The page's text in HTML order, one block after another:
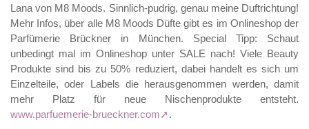
Lana von M8 Moods. Sinnlich-pudrig, genau meine Duftrichtung!
Mehr Infos, über alle M8 Moods Düfte gibt es im Onlineshop der
Parfümerie Brückner in München. Special Tipp: Schaut
unbedingt mal im Onlineshop unter SALE nach! Viele Beauty
Produkte sind bis zu 50% reduziert, dabei handelt es sich um
Einzelteile, oder Labels die herausgenommen werden, damit
mehr Platz für neue Nischenprodukte entsteht.
www.parfuemerie-brueckner.com
.